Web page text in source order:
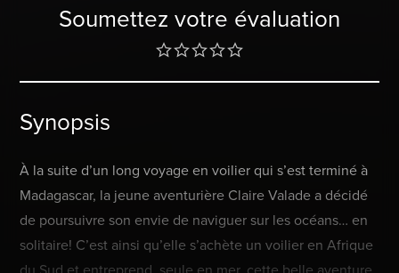
Soumettez votre évaluation
Synopsis
À la suite d’un long voyage en voilier qui s’est terminé à
Madagascar, la jeune aventurière Claire Valade a décidé
de poursuivre son envie de naviguer sur les océans… en
solitaire! C’est ainsi qu’elle s’achète un voilier en Afrique